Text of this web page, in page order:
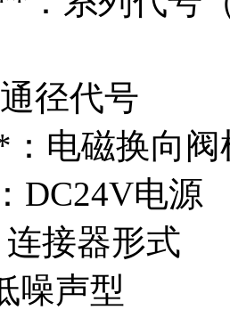
径代号
电磁换向阀
DC24V电源
接器形式
噪声型